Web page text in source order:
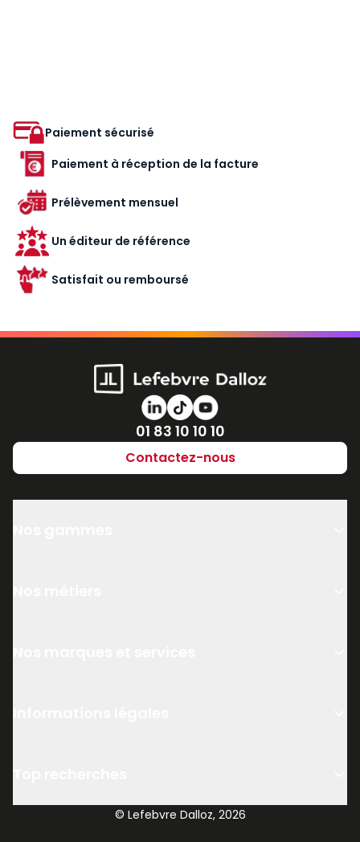
Paiement sécurisé
Paiement à réception de la facture
Prélèvement mensuel
Un éditeur de référence
Satisfait ou remboursé
Numéro de téléphone
01 83 10 10 10
Contactez-nous
© Lefebvre Dalloz, 2026